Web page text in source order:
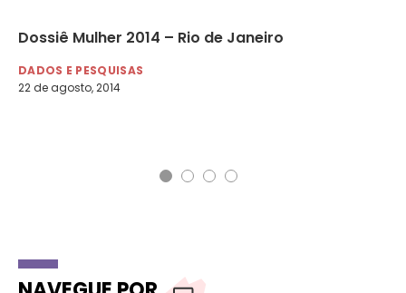
Dossiê Mulher 2014 – Rio de Janeiro
DADOS E PESQUISAS
22 de agosto, 2014